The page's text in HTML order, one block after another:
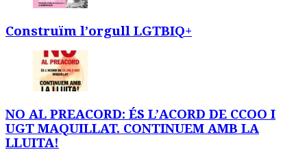
Construïm l’orgull LGTBIQ+
NO AL PREACORD: ÉS L’ACORD DE CCOO I
UGT MAQUILLAT. CONTINUEM AMB LA
LLUITA!